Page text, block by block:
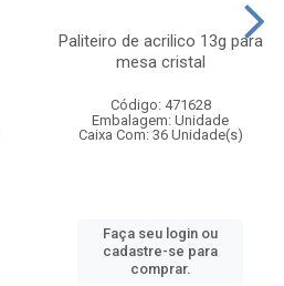
Paliteiro de acrilico 13g para
mesa cristal
Código: 471628
Embalagem: Unidade
Caixa Com: 36 Unidade(s)
Faça seu login ou
cadastre-se para
comprar.